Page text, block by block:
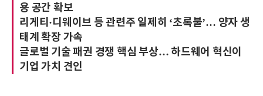
용 공간 확보
리게티·디웨이브 등 관련주 일제히 ‘초록불’… 양자 생
태계 확장 가속
글로벌 기술 패권 경쟁 핵심 부상… 하드웨어 혁신이
기업 가치 견인